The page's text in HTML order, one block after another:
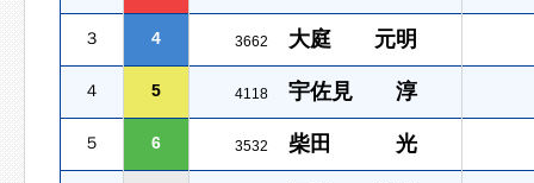
３ 4 3662 大庭 元明
４ 5 4118 宇佐見 淳
５ 6 3532 柴田 光